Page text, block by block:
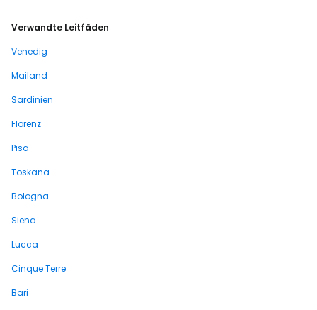
Verwandte Leitfäden
Venedig
Mailand
Sardinien
Florenz
Pisa
Toskana
Bologna
Siena
Lucca
Cinque Terre
Bari